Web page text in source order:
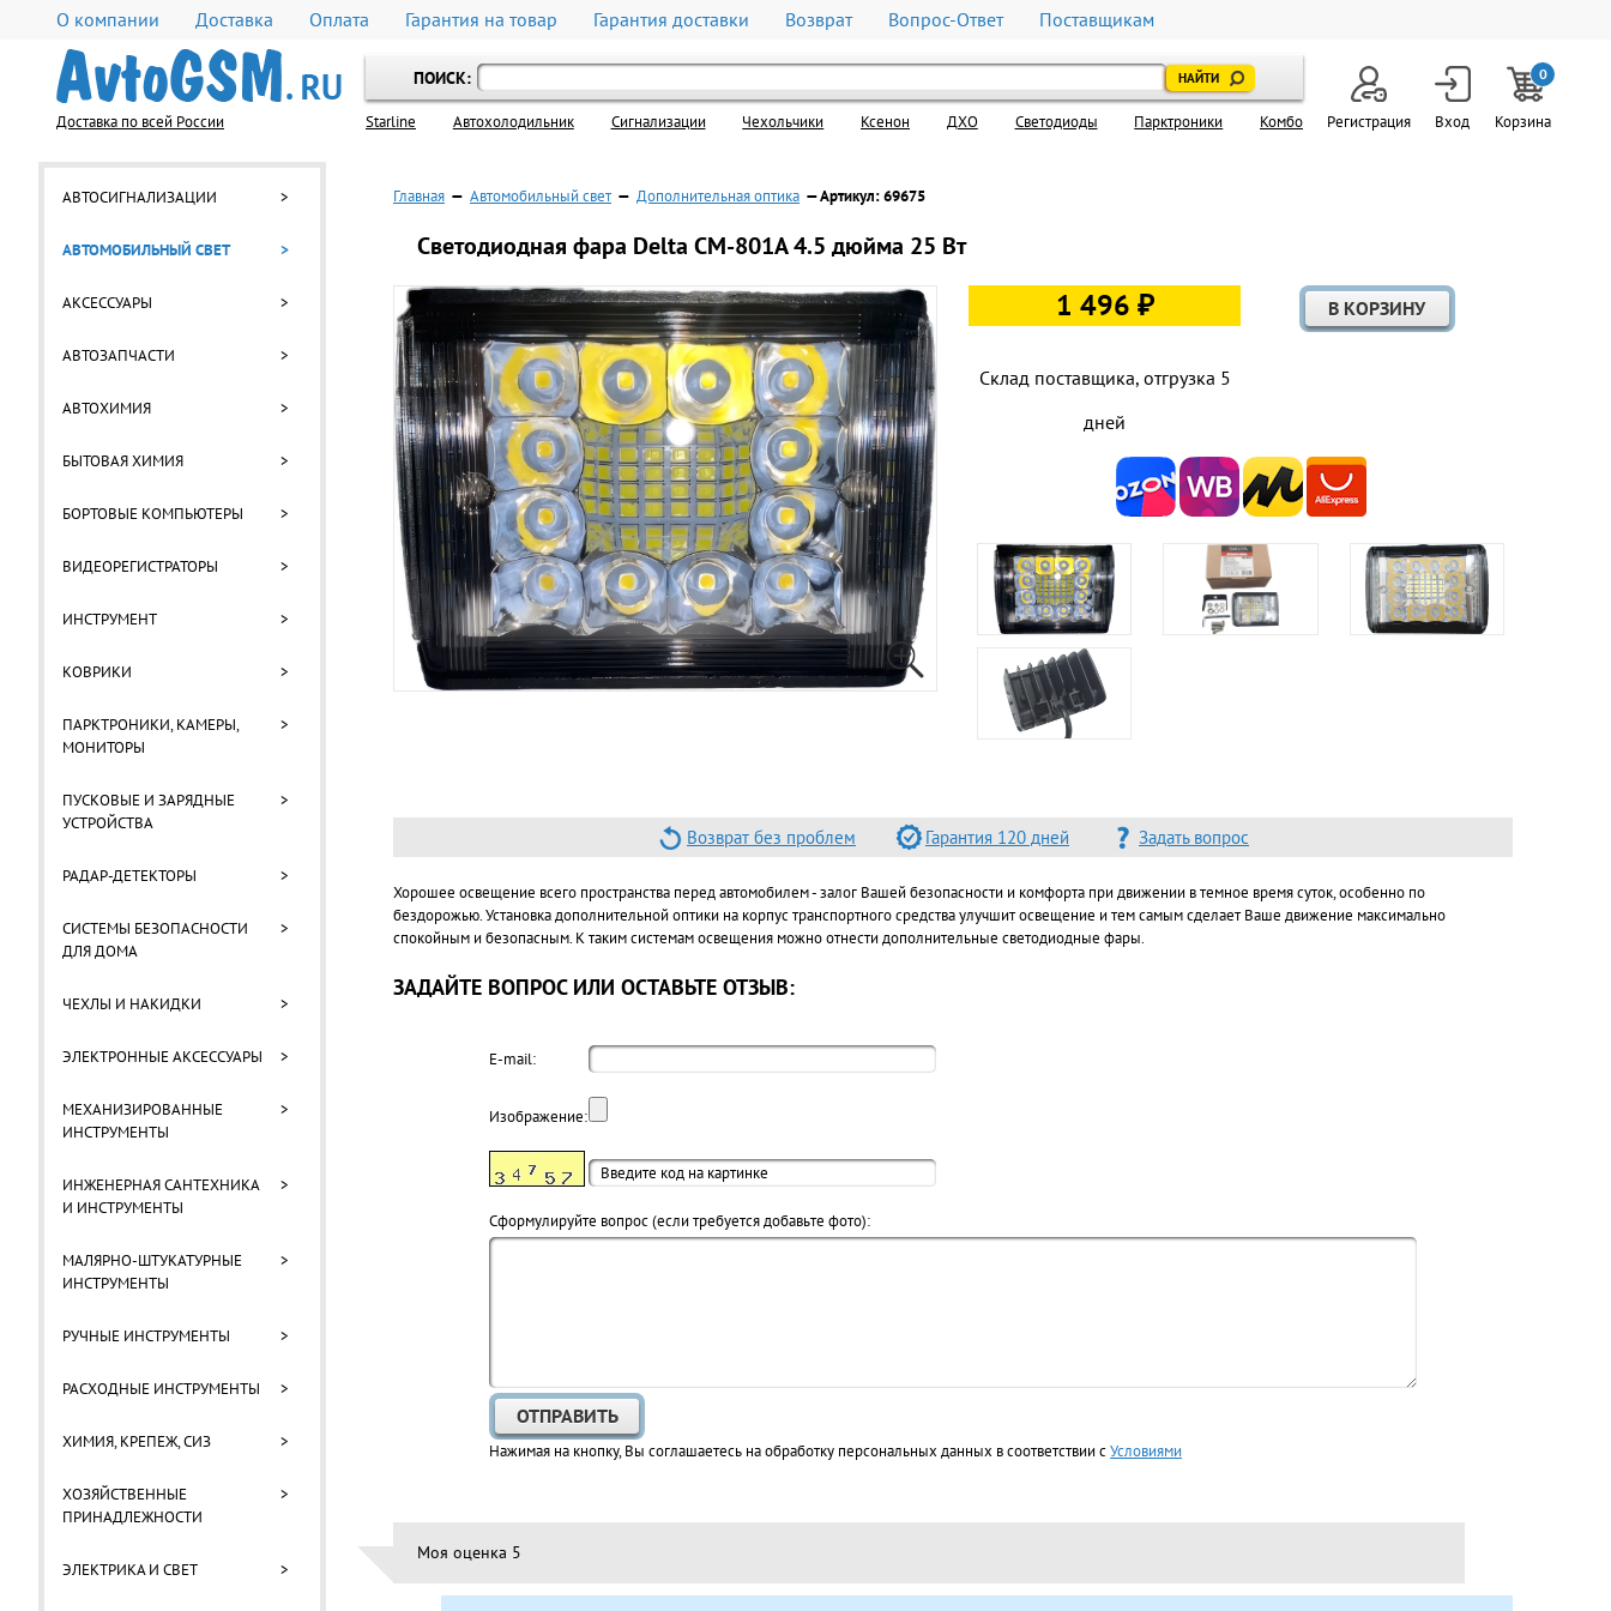
О компании Доставка Оплата Гарантия на товар Гарантия доставки Возврат Вопрос-Ответ Поставщикам
Доставка по всей России
ПОИСК:
Starline Автохолодильник Cигнализации Чехольчики Ксенон ДХО Светодиоды Парктроники Комбо Регистрация Вход
0
Корзина
АВТОСИГНАЛИЗАЦИИ >
АВТОМОБИЛЬНЫЙ СВЕТ >
АКСЕССУАРЫ >
АВТОЗАПЧАСТИ >
АВТОХИМИЯ >
БЫТОВАЯ ХИМИЯ >
БОРТОВЫЕ КОМПЬЮТЕРЫ >
ВИДЕОРЕГИСТРАТОРЫ >
ИНСТРУМЕНТ >
КОВРИКИ >
ПАРКТРОНИКИ, КАМЕРЫ,
МОНИТОРЫ
>
ПУСКОВЫЕ И ЗАРЯДНЫЕ
УСТРОЙСТВА
>
РАДАР-ДЕТЕКТОРЫ >
СИСТЕМЫ БЕЗОПАСНОСТИ
ДЛЯ ДОМА
>
ЧЕХЛЫ И НАКИДКИ >
ЭЛЕКТРОННЫЕ АКСЕССУАРЫ >
МЕХАНИЗИРОВАННЫЕ
ИНСТРУМЕНТЫ
>
ИНЖЕНЕРНАЯ САНТЕХНИКА
И ИНСТРУМЕНТЫ
>
МАЛЯРНО-ШТУКАТУРНЫЕ
ИНСТРУМЕНТЫ
>
РУЧНЫЕ ИНСТРУМЕНТЫ >
РАСХОДНЫЕ ИНСТРУМЕНТЫ >
ХИМИЯ, КРЕПЕЖ, СИЗ >
ХОЗЯЙСТВЕННЫЕ
ПРИНАДЛЕЖНОСТИ
>
ЭЛЕКТРИКА И СВЕТ >
Главная — Автомобильный свет — Дополнительная оптика — Артикул: 69675
Светодиодная фара Delta СМ-801A 4.5 дюйма 25 Вт
1 496 ₽
Склад поставщика, отгрузка 5
дней
Возврат без проблем Гарантия 120 дней Задать вопрос
Хорошее освещение всего пространства перед автомобилем - залог Вашей безопасности и комфорта при движении в темное время суток, особенно по
бездорожью. Установка дополнительной оптики на корпус транспортного средства улучшит освещение и тем самым сделает Ваше движение максимально
спокойным и безопасным. К таким системам освещения можно отнести дополнительные светодиодные фары.
ЗАДАЙТЕ ВОПРОС ИЛИ ОСТАВЬТЕ ОТЗЫВ:
E-mail:
Изображение:
Cформулируйте вопрос (если требуется добавьте фото):
Нажимая на кнопку, Вы соглашаетесь на обработку персональных данных в соответствии сУсловиями
Моя оценка 5